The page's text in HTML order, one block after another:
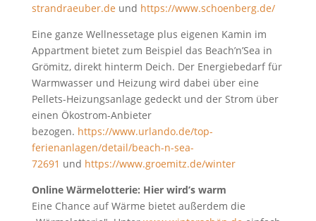
strandraeuber.de und https://www.schoenberg.de/
Eine ganze Wellnessetage plus eigenen Kamin im
Appartment bietet zum Beispiel das Beach’n’Sea in
Grömitz, direkt hinterm Deich. Der Energiebedarf für
Warmwasser und Heizung wird dabei über eine
Pellets-Heizungsanlage gedeckt und der Strom über
einen Ökostrom-Anbieter
bezogen. https://www.urlando.de/top-
ferienanlagen/detail/beach-n-sea-
72691 und https://www.groemitz.de/winter
Online Wärmelotterie: Hier wird’s warm
Eine Chance auf Wärme bietet außerdem die